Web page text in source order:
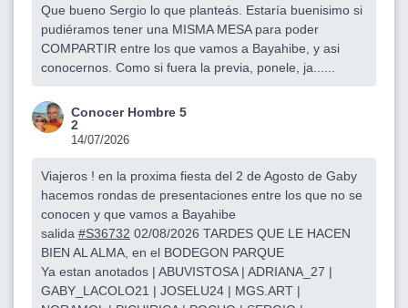
Que bueno Sergio lo que planteás. Estaría buenisimo si
pudiéramos tener una MISMA MESA para poder
COMPARTIR entre los que vamos a Bayahibe, y asi
conocernos. Como si fuera la previa, ponele, ja......
Conocer Hombre 5
2
14/07/2026
Viajeros ! en la proxima fiesta del 2 de Agosto de Gaby
hacemos rondas de presentaciones entre los que no se
conocen y que vamos a Bayahibe
salida #S36732 02/08/2026 TARDES QUE LE HACEN
BIEN AL ALMA, en el BODEGON PARQUE
Ya estan anotados | ABUVISTOSA | ADRIANA_27 |
GABY_LACOLO21 | JOSELU24 | MGS.ART |